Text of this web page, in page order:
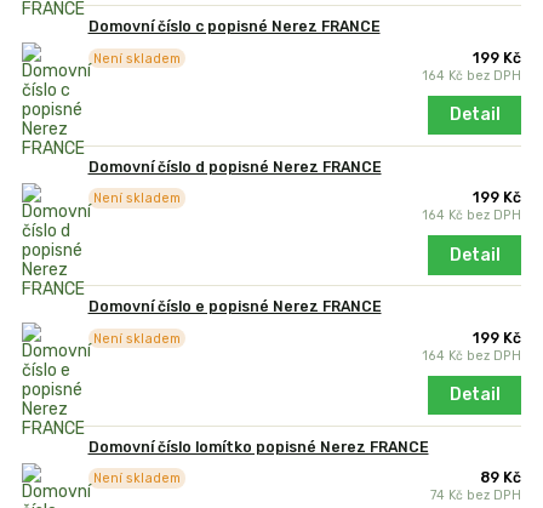
Domovní číslo c popisné Nerez FRANCE
199 Kč
164 Kč bez DPH
Není skladem
Detail
Domovní číslo d popisné Nerez FRANCE
199 Kč
164 Kč bez DPH
Není skladem
Detail
Domovní číslo e popisné Nerez FRANCE
199 Kč
164 Kč bez DPH
Není skladem
Detail
Domovní číslo lomítko popisné Nerez FRANCE
89 Kč
74 Kč bez DPH
Není skladem